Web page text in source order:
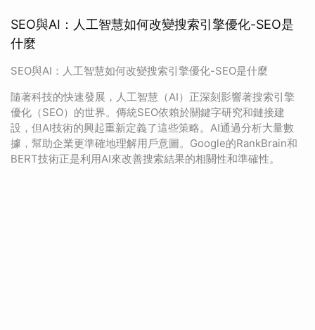
SEO與AI：人工智慧如何改變搜索引擎優化-SEO是
什麼
SEO與AI：人工智慧如何改變搜索引擎優化-SEO是什麼
隨著科技的快速發展，人工智慧（AI）正深刻影響著搜索引擎
優化（SEO）的世界。傳統SEO依賴於關鍵字研究和鏈接建
設，但AI技術的興起重新定義了這些策略。AI通過分析大量數
據，幫助企業更準確地理解用戶意圖。Google的RankBrain和
BERT技術正是利用AI來改善搜索結果的相關性和準確性。